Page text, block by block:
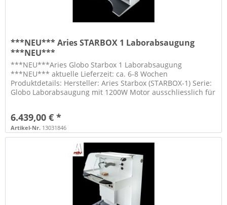
***NEU*** Aries STARBOX 1 Laborabsaugung
***NEU***
***NEU***Aries Globo Starbox 1 Laborabsaugung
***NEU*** aktuelle Lieferzeit: ca. 6-8 Wochen
Produktdetails: Hersteller: Aries Starbox (STARBOX-1) Serie:
Globo Laborabsaugung mit 1200W Motor ausschliesslich für
6.439,00 € *
Artikel-Nr. 13031846